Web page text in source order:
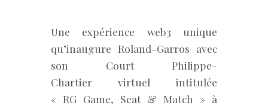
Une expérience web3 unique
qu’inaugure Roland-Garros avec
son Court Philippe-
Chartier virtuel intitulée
« RG Game, Seat & Match » à